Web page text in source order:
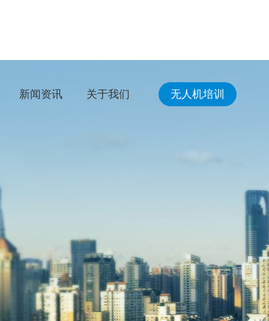
新闻资讯 关于我们 无人机培训